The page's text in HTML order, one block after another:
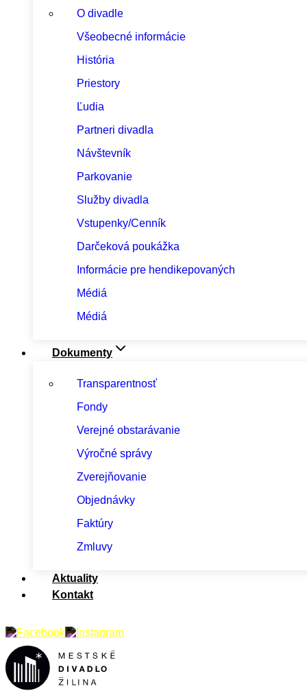
O divadle
Všeobecné informácie
História
Priestory
Ľudia
Partneri divadla
Návštevník
Parkovanie
Služby divadla
Vstupenky/Cenník
Darčeková poukážka
Informácie pre hendikepovaných
Médiá
Médiá
Dokumenty
Transparentnosť
Fondy
Verejné obstarávanie
Výročné správy
Zverejňovanie
Objednávky
Faktúry
Zmluvy
Aktuality
Kontakt